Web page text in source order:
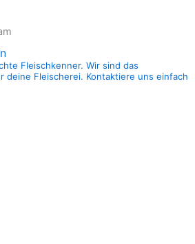
Fleischkenner. Wir sind das
deine Fleischerei. Kontaktiere uns einfach